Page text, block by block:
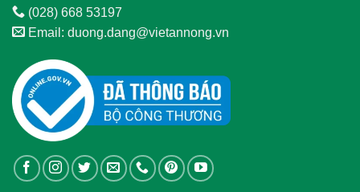
(028) 668 53197
Email: duong.dang@vietannong.vn